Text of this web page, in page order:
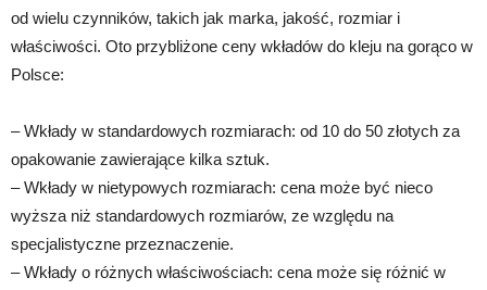
od wielu czynników, takich jak marka, jakość, rozmiar i
właściwości. Oto przybliżone ceny wkładów do kleju na gorąco w
Polsce:
– Wkłady w standardowych rozmiarach: od 10 do 50 złotych za
opakowanie zawierające kilka sztuk.
– Wkłady w nietypowych rozmiarach: cena może być nieco
wyższa niż standardowych rozmiarów, ze względu na
specjalistyczne przeznaczenie.
– Wkłady o różnych właściwościach: cena może się różnić w